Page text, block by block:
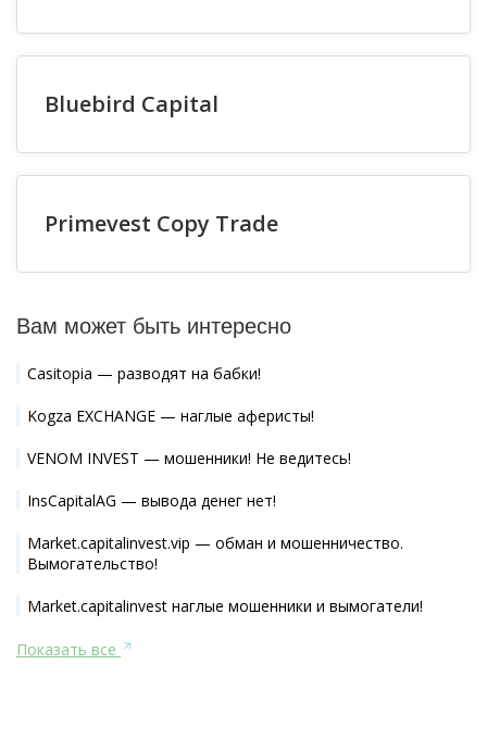
Bluebird Capital
Primevest Copy Trade
Вам может быть интересно
Casitopia — разводят на бабки!
Kogza EXCHANGE — наглые аферисты!
VENOM INVEST — мошенники! Не ведитесь!
InsCapitalAG — вывода денег нет!
Market.capitalinvest.vip — обман и мошенничество.
Вымогательство!
Market.capitalinvest наглые мошенники и вымогатели!
Показать все